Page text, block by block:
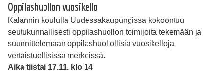
Oppilashuollon vuosikello
Kalannin koululla Uudessakaupungissa kokoontuu
seutukunnallisesti oppilashuollon toimijoita tekemään ja
suunnittelemaan oppilashuollollisia vuosikelloja
vertaistuellisissa merkeissä.
Aika tiistai 17.11. klo 14